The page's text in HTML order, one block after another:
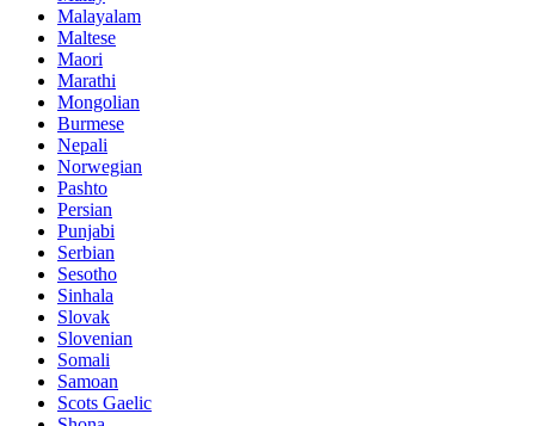
Malayalam
Maltese
Maori
Marathi
Mongolian
Burmese
Nepali
Norwegian
Pashto
Persian
Punjabi
Serbian
Sesotho
Sinhala
Slovak
Slovenian
Somali
Samoan
Scots Gaelic